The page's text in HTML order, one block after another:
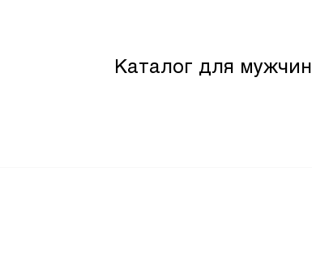
Каталог для мужчин